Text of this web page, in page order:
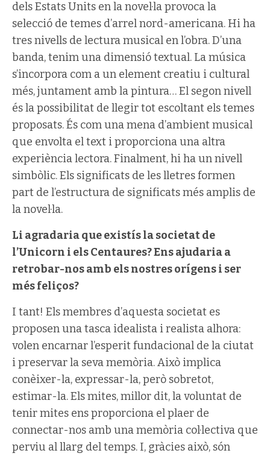
dels Estats Units en la novel·la provoca la
selecció de temes d’arrel nord-americana. Hi ha
tres nivells de lectura musical en l’obra. D’una
banda, tenim una dimensió textual. La música
s’incorpora com a un element creatiu i cultural
més, juntament amb la pintura… El segon nivell
és la possibilitat de llegir tot escoltant els temes
proposats. És com una mena d’ambient musical
que envolta el text i proporciona una altra
experiència lectora. Finalment, hi ha un nivell
simbòlic. Els significats de les lletres formen
part de l’estructura de significats més amplis de
la novel·la.
Li agradaria que existís la societat de
l’Unicorn i els Centaures? Ens ajudaria a
retrobar-nos amb els nostres orígens i ser
més feliços?
I tant! Els membres d’aquesta societat es
proposen una tasca idealista i realista alhora:
volen encarnar l’esperit fundacional de la ciutat
i preservar la seva memòria. Això implica
conèixer-la, expressar-la, però sobretot,
estimar-la. Els mites, millor dit, la voluntat de
tenir mites ens proporciona el plaer de
connectar-nos amb una memòria col·lectiva que
perviu al llarg del temps. I, gràcies això, són